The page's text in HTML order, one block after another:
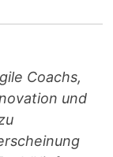
Coachs,
und